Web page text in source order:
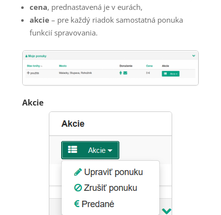
cena, prednastavená je v eurách,
akcie – pre každý riadok samostatná ponuka
funkcií spravovania.
Akcie